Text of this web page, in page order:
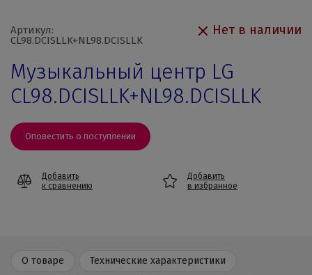
Артикул:
CL98.DCISLLK+NL98.DCISLLK
Нет в наличии
Музыкальный центр LG
CL98.DCISLLK+NL98.DCISLLK
Оповестить о поступлении
Добавить
к сравнению
Добавить
в избранное
О товаре Технические характеристики